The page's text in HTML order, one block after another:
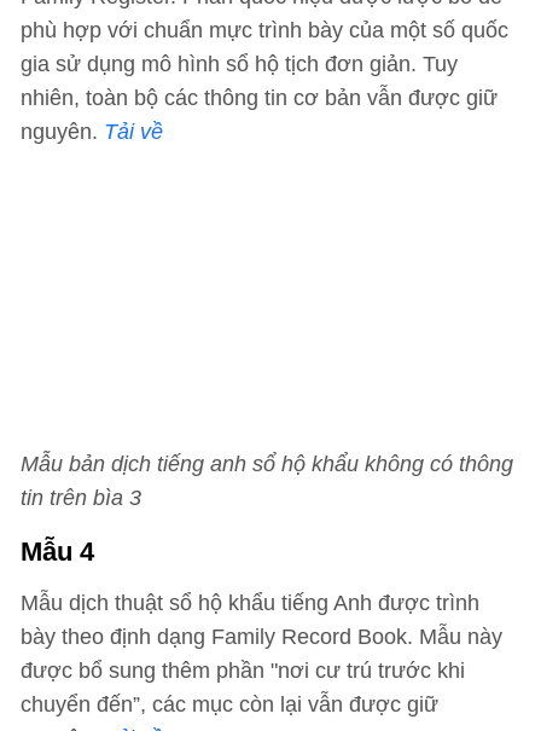
phù hợp với chuẩn mực trình bày của một số quốc
gia sử dụng mô hình sổ hộ tịch đơn giản. Tuy
nhiên, toàn bộ các thông tin cơ bản vẫn được giữ
nguyên. Tải về
Mẫu bản dịch tiếng anh sổ hộ khẩu không có thông
tin trên bìa 3
Mẫu 4
Mẫu dịch thuật sổ hộ khẩu tiếng Anh được trình
bày theo định dạng Family Record Book. Mẫu này
được bổ sung thêm phần "nơi cư trú trước khi
chuyển đến”, các mục còn lại vẫn được giữ